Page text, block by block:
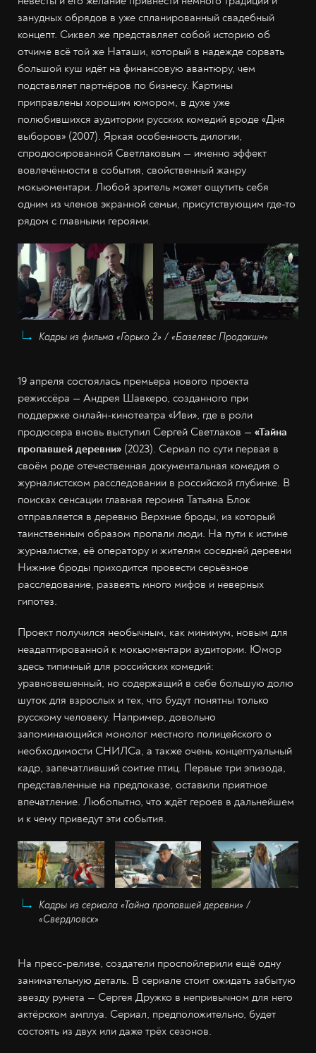
занудных обрядов в уже спланированный свадебный
концепт. Сиквел же представляет собой историю об
отчиме всё той же Наташи, который в надежде сорвать
большой куш идёт на финансовую авантюру, чем
подставляет партнёров по бизнесу. Картины
приправлены хорошим юмором, в духе уже
полюбившихся аудитории русских комедий вроде «Дня
выборов» (2007). Яркая особенность дилогии,
спродюсированной Светлаковым — именно эффект
вовлечённости в события, свойственный жанру
мокьюментари. Любой зритель может ощутить себя
одним из членов экранной семьи, присутствующим где-то
рядом с главными героями.
Кадры из фильма «Горько 2» / «Базелевс Продакшн»
19 апреля состоялась премьера нового проекта
режиссёра — Андрея Шавкеро, созданного при
поддержке онлайн-кинотеатра «Иви», где в роли
продюсера вновь выступил Сергей Светлаков — «Тайна
пропавшей деревни» (2023). Сериал по сути первая в
своём роде отечественная документальная комедия о
журналистском расследовании в российской глубинке. В
поисках сенсации главная героиня Татьяна Блок
отправляется в деревню Верхние броды, из который
таинственным образом пропали люди. На пути к истине
журналистке, её оператору и жителям соседней деревни
Нижние броды приходится провести серьёзное
расследование, развеять много мифов и неверных
гипотез.
Проект получился необычным, как минимум, новым для
неадаптированной к мокьюментари аудитории. Юмор
здесь типичный для российских комедий:
уравновешенный, но содержащий в себе большую долю
шуток для взрослых и тех, что будут понятны только
русскому человеку. Например, довольно
запоминающийся монолог местного полицейского о
необходимости СНИЛСа, а также очень концептуальный
кадр, запечатливший соитие птиц. Первые три эпизода,
представленные на предпоказе, оставили приятное
впечатление. Любопытно, что ждёт героев в дальнейшем
и к чему приведут эти события.
Кадры из сериала «Тайна пропавшей деревни» /
«Свердловск»
На пресс-релизе, создатели проспойлерили ещё одну
занимательную деталь. В сериале стоит ожидать забытую
звезду рунета — Сергея Дружко в непривычном для него
актёрском амплуа. Сериал, предположительно, будет
состоять из двух или даже трёх сезонов.